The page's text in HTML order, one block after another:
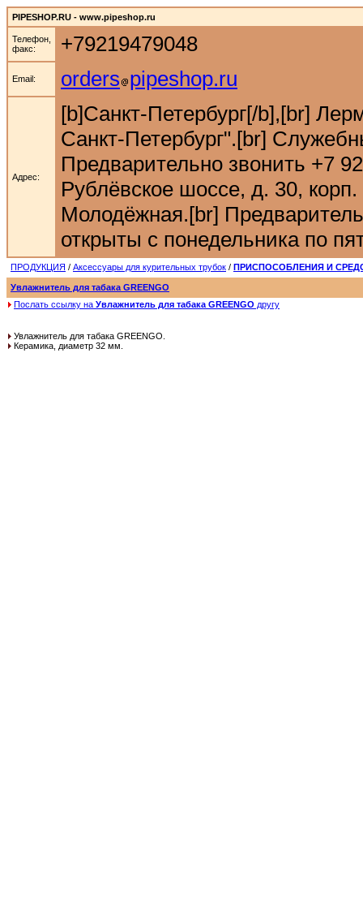
PIPESHOP.RU - www.pipeshop.ru
Телефон,
факс:
+79219479048
Email: orders pipeshop.ru
Адрес:
[b]Санкт-Петербург[/b],[br]
Санкт-Петербург".[br]
Предварительно звонить +7
Рублёвское шоссе, д. 30,
Молодёжная.[br]
открыты с понедельника по
ПРОДУКЦИЯ / Аксессуары для курительных трубок / ПРИСПОСОБЛЕНИЯ И
Увлажнитель для табака GREENGO
Послать ссылку на Увлажнитель для табака GREENGO другу
Увлажнитель для табака GREENGO.
Керамика, диаметр 32 мм.